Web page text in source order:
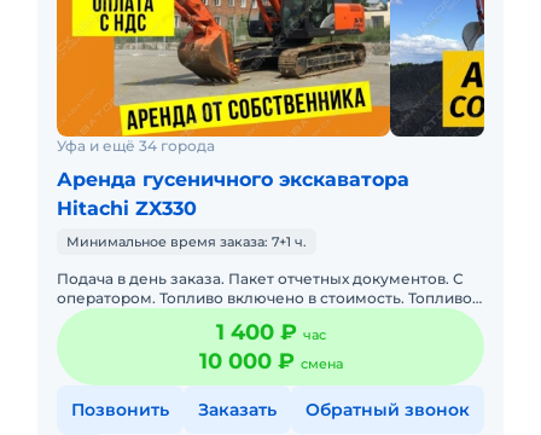
Уфа и ещё 34 города
Аренда гусеничного экскаватора
Hitachi ZX330
Минимальное время заказа: 7+1 ч.
Подача в день заказа. Пакет отчетных документов. С
оператором. Топливо включено в стоимость. Топливо
оплачивается отдельно. Долгосрочная аренда.
Краткосрочная а
1 400 ₽ час
10 000 ₽ смена
Позвонить Заказать Обратный звонок